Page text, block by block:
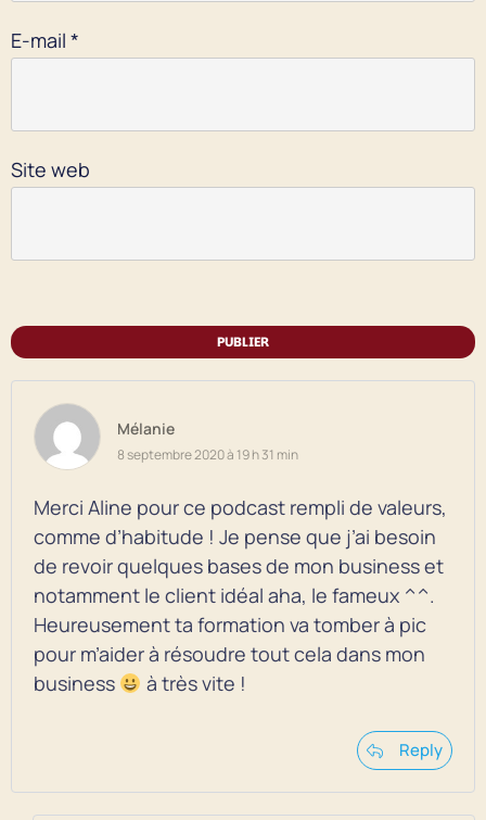
E-mail *
Site web
PUBLIER
Mélanie
8 septembre 2020 à 19 h 31 min
Merci Aline pour ce podcast rempli de valeurs,
comme d’habitude ! Je pense que j’ai besoin
de revoir quelques bases de mon business et
notamment le client idéal aha, le fameux ^^.
Heureusement ta formation va tomber à pic
pour m’aider à résoudre tout cela dans mon
business
à très vite !
Reply